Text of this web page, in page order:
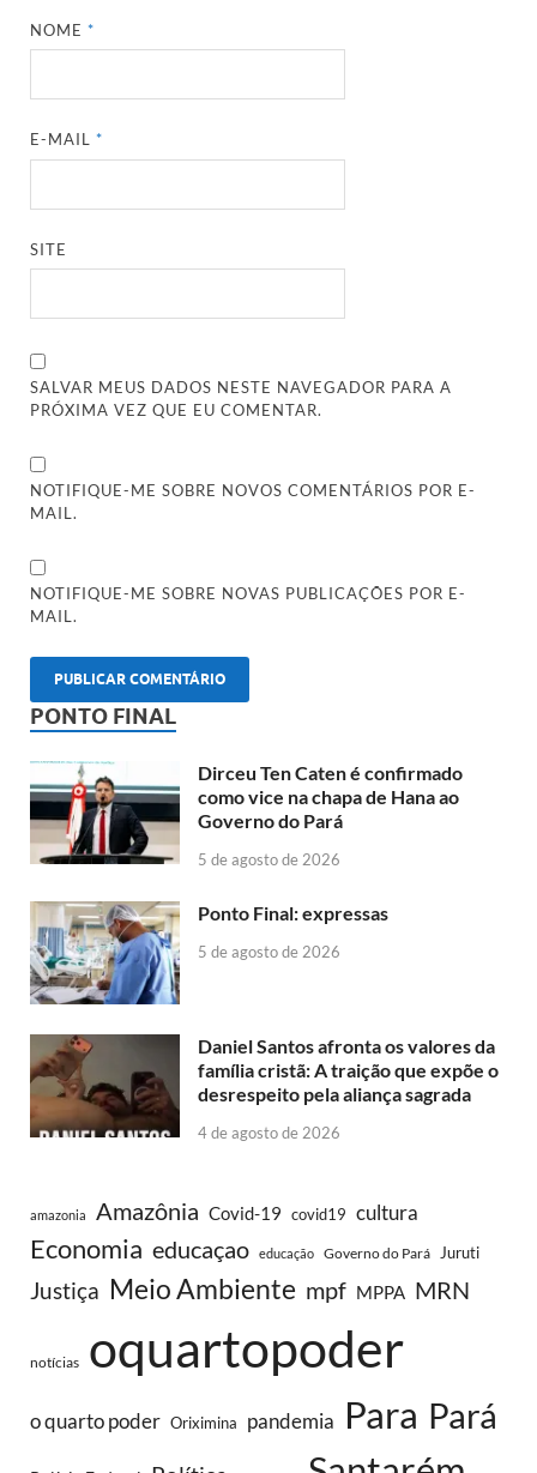
NOME*
E-MAIL*
SITE
SALVAR MEUS DADOS NESTE NAVEGADOR PARA A
PRÓXIMA VEZ QUE EU COMENTAR.
NOTIFIQUE-ME SOBRE NOVOS COMENTÁRIOS POR E-
MAIL.
NOTIFIQUE-ME SOBRE NOVAS PUBLICAÇÕES POR E-
MAIL.
PONTO FINAL
Dirceu Ten Caten é confirmado
como vice na chapa de Hana ao
Governo do Pará
5 de agosto de 2026
Ponto Final: expressas
5 de agosto de 2026
Daniel Santos afronta os valores da
família cristã: A traição que expõe o
desrespeito pela aliança sagrada
4 de agosto de 2026
amazonia Amazônia Covid-19 covid19 cultura
Economia educaçao educação Governo do Pará Juruti
Justiça Meio Ambiente mpf MPPA MRN
notícias oquartopoder
o quarto poder Oriximina pandemia Para Pará